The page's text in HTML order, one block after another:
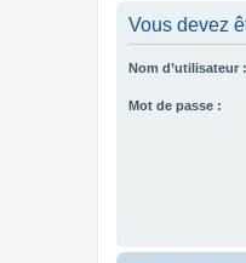
Vous devez
Nom d’utilisateur :
Mot de passe :